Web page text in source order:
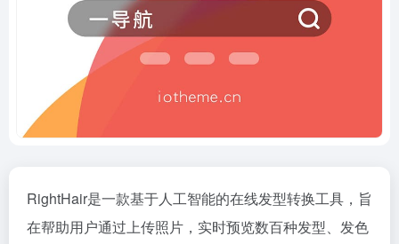
RightHair是一款基于人工智能的在线发型转换工具，旨
在帮助用户通过上传照片，实时预览数百种发型、发色